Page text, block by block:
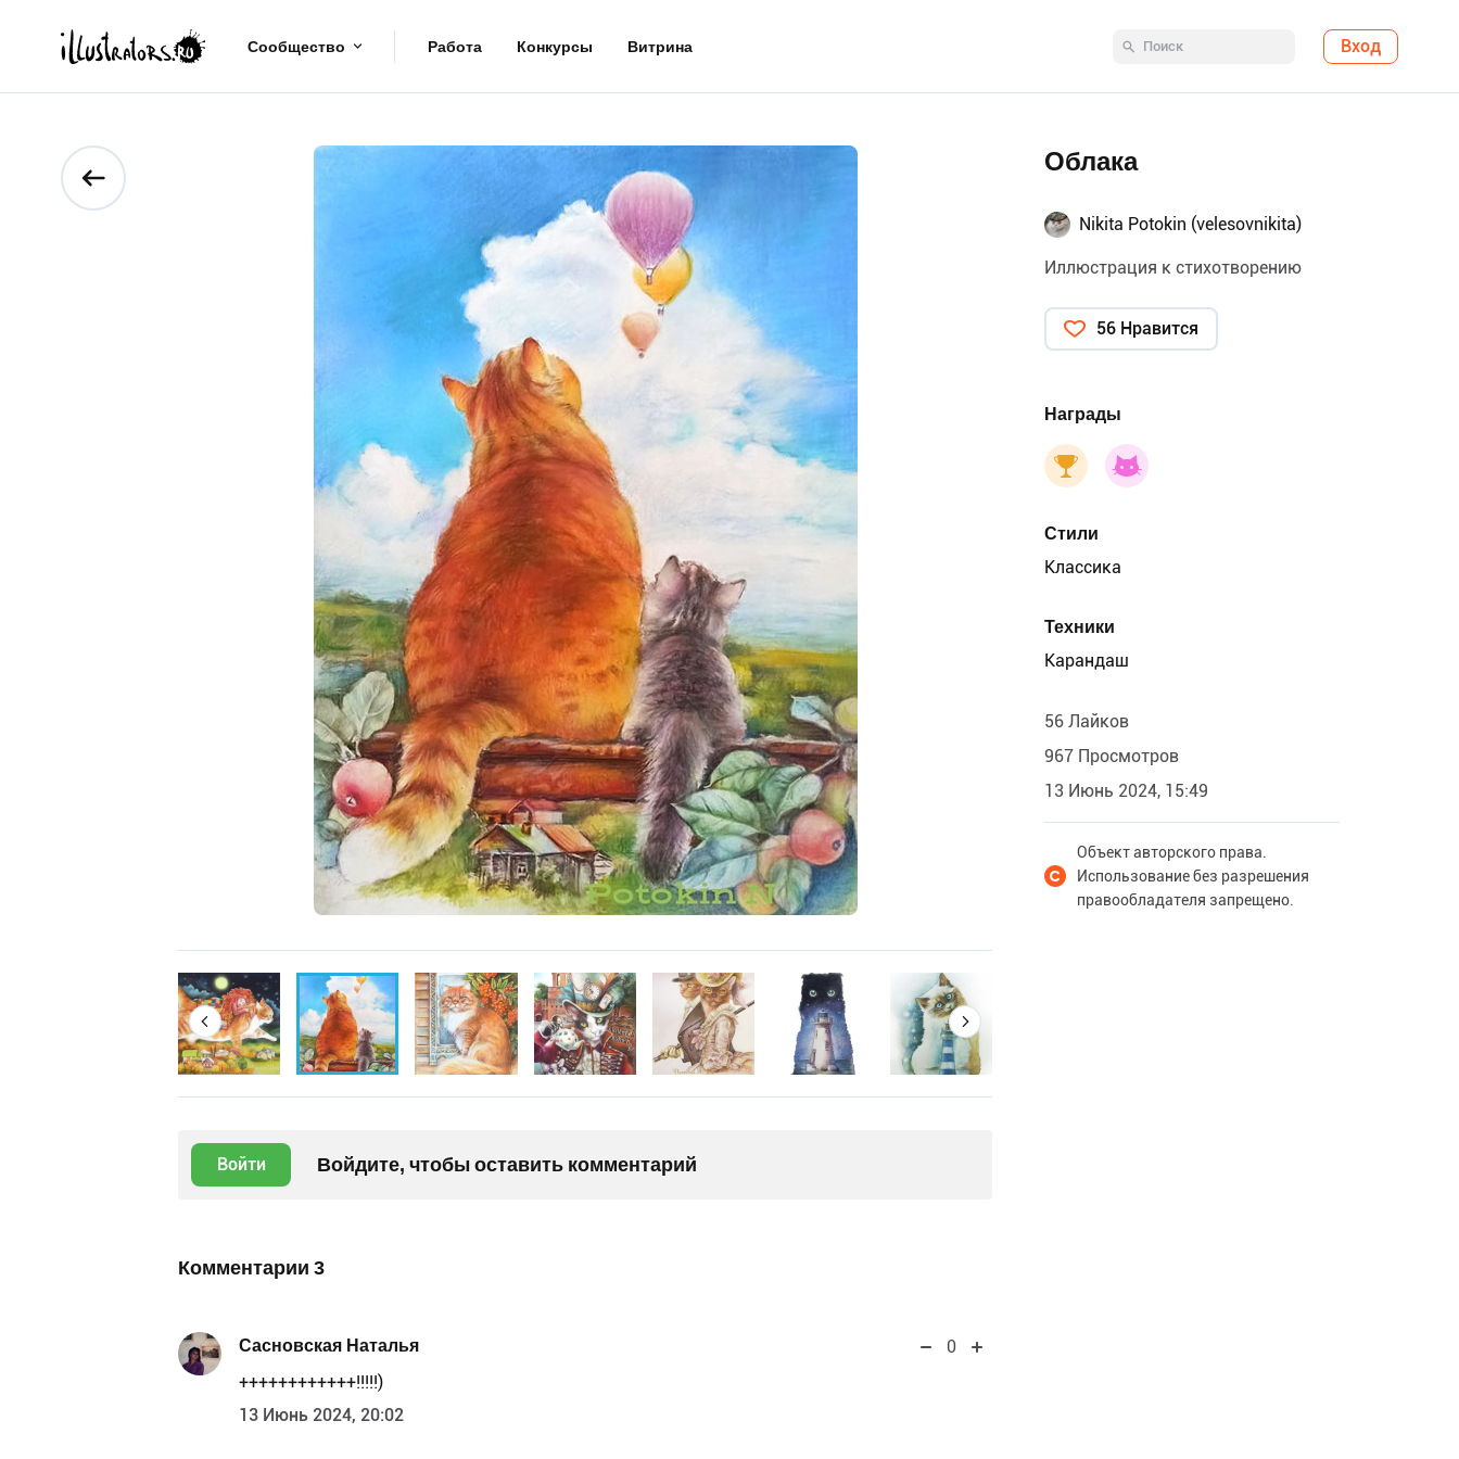
Сообщество Работа Конкурсы Витрина Вход
Войти Войдите, чтобы оставить комментарий
Комментарии 3
Сасновская Наталья
0
++++++++++++!!!!!)
13 Июнь 2024, 20:02
Облака
Nikita Potokin (velesovnikita)
Иллюстрация к стихотворению
56 Нравится
Награды
Стили
Классика
Техники
Карандаш
56 Лайков
967 Просмотров
13 Июнь 2024, 15:49
Объект авторского права.
Использование без разрешения
правообладателя запрещено.